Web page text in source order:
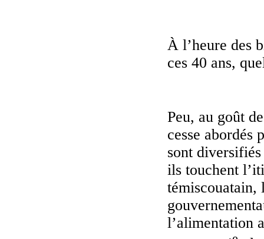
À l’heure des
ces 40 ans,
Peu, au goût
cesse abordés
sont
ils touchent
témiscouatain,
l’alimentation